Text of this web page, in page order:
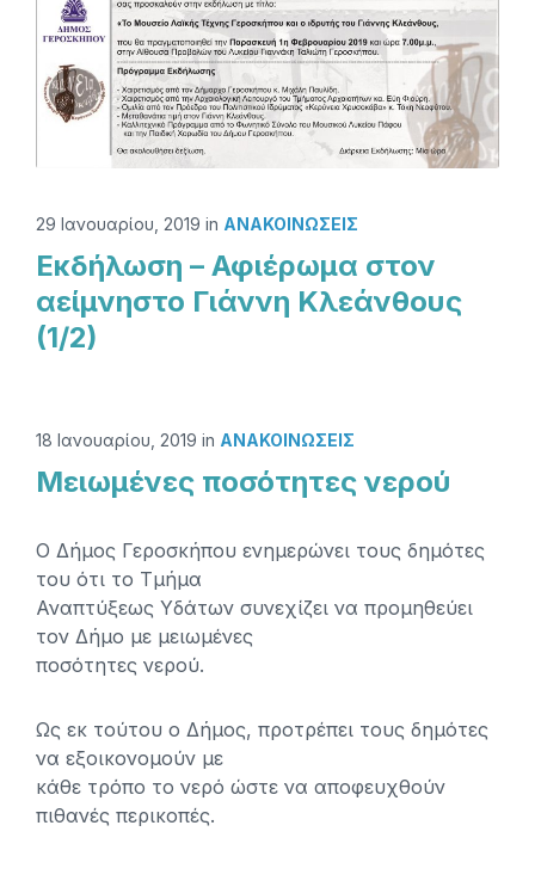
29 Ιανουαρίου, 2019 in ΑΝΑΚΟΙΝΏΣΕΙΣ
Εκδήλωση – Αφιέρωμα στον
αείμνηστο Γιάννη Κλεάνθους
(1/2)
18 Ιανουαρίου, 2019 in ΑΝΑΚΟΙΝΏΣΕΙΣ
Μειωμένες ποσότητες νερού
Ο Δήμος Γεροσκήπου ενημερώνει τους δημότες
του ότι το Τμήμα
Αναπτύξεως Υδάτων συνεχίζει να προμηθεύει
τον Δήμο με μειωμένες
ποσότητες νερού.
Ως εκ τούτου ο Δήμος, προτρέπει τους δημότες
να εξοικονομούν με
κάθε τρόπο το νερό ώστε να αποφευχθούν
πιθανές περικοπές.